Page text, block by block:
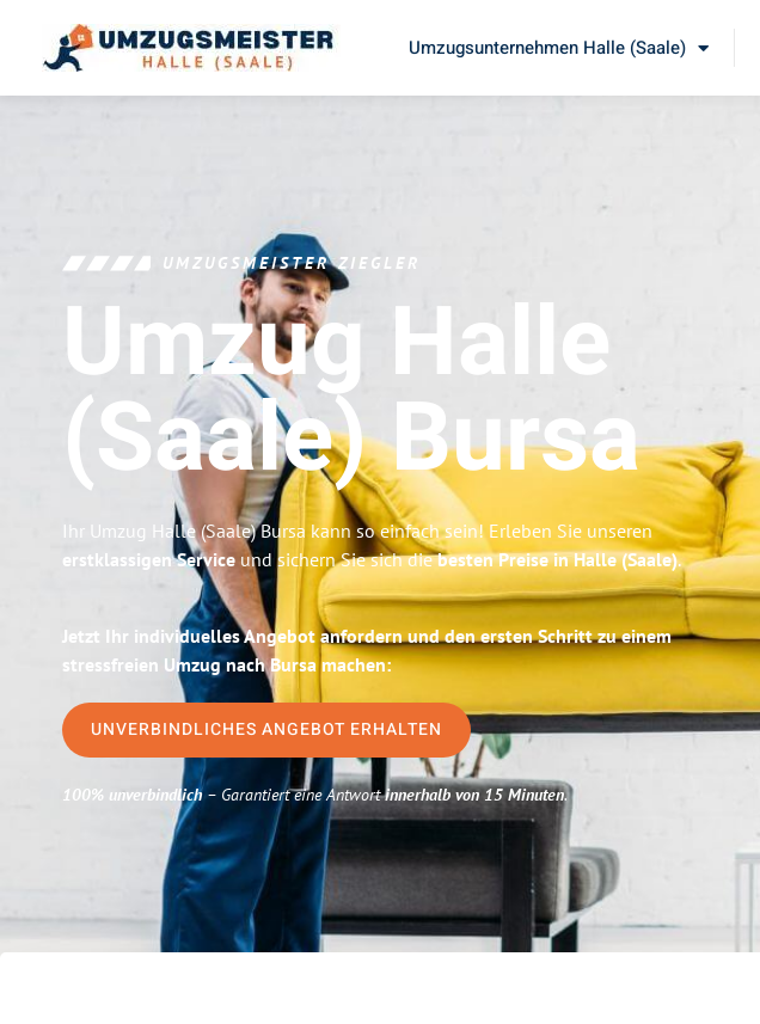
Umzugsunternehmen Halle (Saale)
UMZUGSMEISTER ZIEGLER
Umzug Halle
(Saale)Bursa
Ihr Umzug Halle (Saale) Bursa kann so einfach sein! Erleben Sie unseren
erstklassigen Service und sichern Sie sich diebesten Preise in Halle (Saale).
Jetzt Ihr individuelles Angebot anfordern und den ersten Schritt zu einem
stressfreien Umzug nach Bursa machen:
UNVERBINDLICHES ANGEBOT ERHALTEN
100% unverbindlich– Garantiert eine Antwortinnerhalb von 15 Minuten.